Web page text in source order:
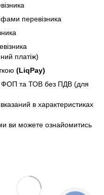
перевізника
платіж)
(LiqPay)
ФОП та ТОВ без ПДВ (для
в характеристиках
ви можете ознайомитись